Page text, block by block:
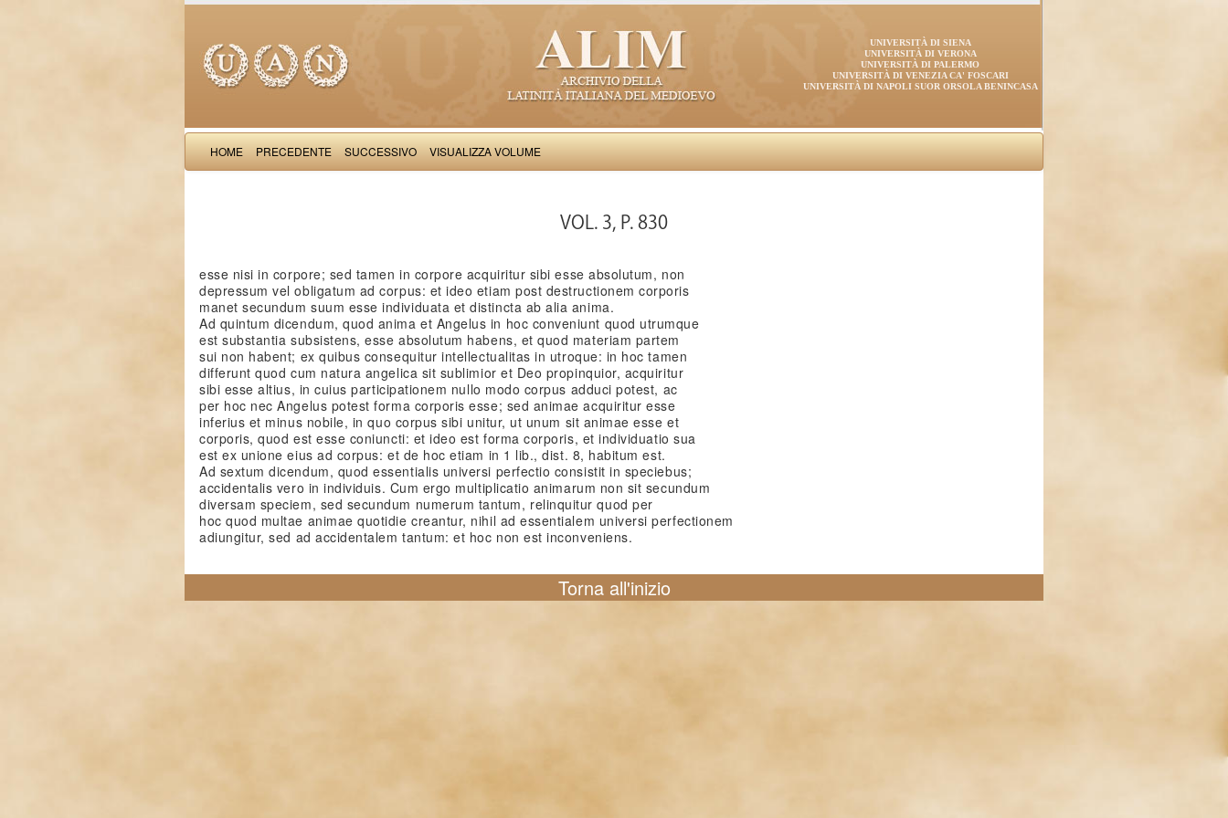
UNIVERSITÀ DI SIENA
UNIVERSITÀ DI VERONA
UNIVERSITÀ DI PALERMO
UNIVERSITÀ DI VENEZIA CA' FOSCARI
UNIVERSITÀ DI NAPOLI SUOR ORSOLA BENINCASA
HOME PRECEDENTE SUCCESSIVO VISUALIZZA VOLUME
VOL. 3, P. 830
esse nisi in corpore; sed tamen in corpore acquiritur sibi esse absolutum, non
depressum vel obligatum ad corpus: et ideo etiam post destructionem corporis
manet secundum suum esse individuata et distincta ab alia anima.
Ad quintum dicendum, quod anima et Angelus in hoc conveniunt quod utrumque
est substantia subsistens, esse absolutum habens, et quod materiam partem
sui non habent; ex quibus consequitur intellectualitas in utroque: in hoc tamen
differunt quod cum natura angelica sit sublimior et Deo propinquior, acquiritur
sibi esse altius, in cuius participationem nullo modo corpus adduci potest, ac
per hoc nec Angelus potest forma corporis esse; sed animae acquiritur esse
inferius et minus nobile, in quo corpus sibi unitur, ut unum sit animae esse et
corporis, quod est esse coniuncti: et ideo est forma corporis, et individuatio sua
est ex unione eius ad corpus: et de hoc etiam in 1 lib., dist. 8, habitum est.
Ad sextum dicendum, quod essentialis universi perfectio consistit in speciebus;
accidentalis vero in individuis. Cum ergo multiplicatio animarum non sit secundum
diversam speciem, sed secundum numerum tantum, relinquitur quod per
hoc quod multae animae quotidie creantur, nihil ad essentialem universi perfectionem
adiungitur, sed ad accidentalem tantum: et hoc non est inconveniens.
Torna all'inizio